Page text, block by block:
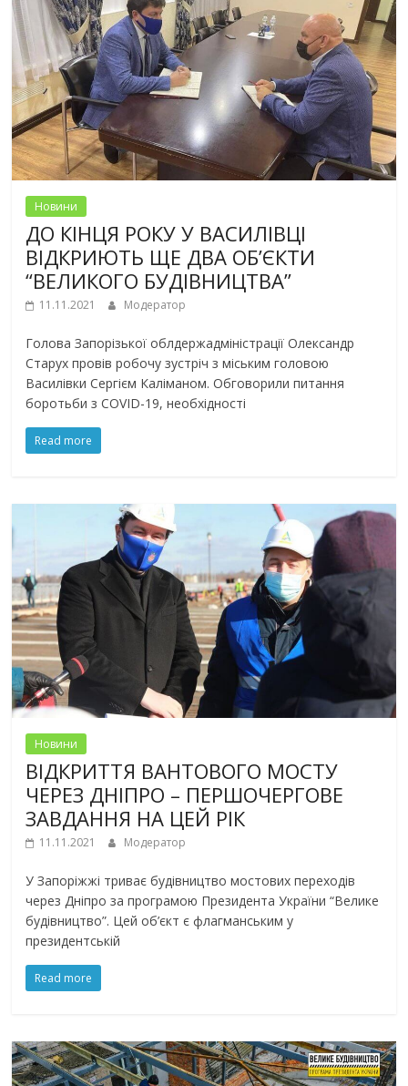
Новини
ДО КІНЦЯ РОКУ У ВАСИЛІВЦІ
ВІДКРИЮТЬ ЩЕ ДВА ОБ’ЄКТИ
“ВЕЛИКОГО БУДІВНИЦТВА”
11.11.2021 Модератор
Голова Запорізької облдержадміністрації Олександр
Старух провів робочу зустріч з міським головою
Василівки Сергієм Каліманом. Обговорили питання
боротьби з COVID-19, необхідності
Read more
Новини
ВІДКРИТТЯ ВАНТОВОГО МОСТУ
ЧЕРЕЗ ДНІПРО – ПЕРШОЧЕРГОВЕ
ЗАВДАННЯ НА ЦЕЙ РІК
11.11.2021 Модератор
У Запоріжжі триває будівництво мостових переходів
через Дніпро за програмою Президента України “Велике
будівництво”. Цей об’єкт є флагманським у
президентській
Read more